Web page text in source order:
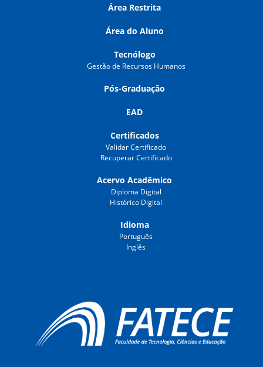
Área Restrita
Área do Aluno
Tecnólogo
Gestão de Recursos Humanos
Pós-Graduação
EAD
Certificados
Validar Certificado
Recuperar Certificado
Acervo Acadêmico
Diploma Digital
Histórico Digital
Idioma
Português
Inglês